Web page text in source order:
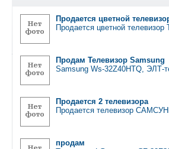
Продается цветной
Продается цветной
Продам Телевизор Samsung
Samsung Ws-32Z40HTQ, ЭЛТ-
Продается 2 телевизора
Продается телевизор
продам